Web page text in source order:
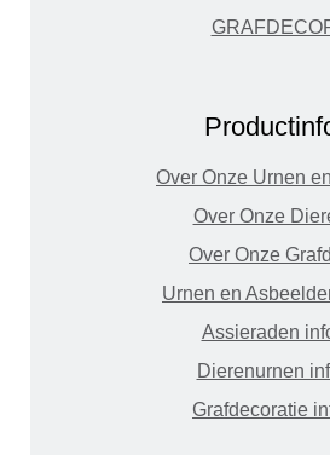
Over Onze Urnen
Over Onze
Over Onze
Urnen en
Assieraden
Dierenurnen
Grafdecoratie